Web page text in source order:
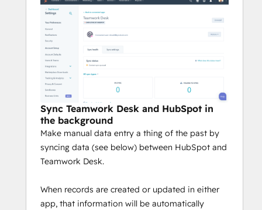
Sync Teamwork Desk and HubSpot in
the background
Make manual data entry a thing of the past by
syncing data (see below) between HubSpot and
Teamwork Desk.
When records are created or updated in either
app, that information will be automatically